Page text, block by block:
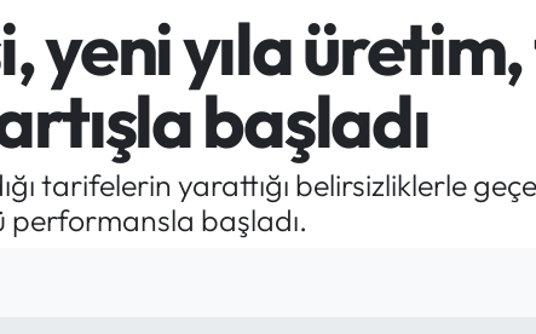
yeni yıla
başladı
tarifelerin yarattığı belirsizliklerle
performansla başladı.